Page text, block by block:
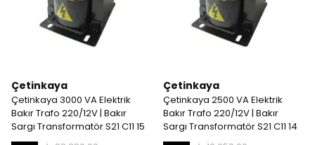
Çetinkaya
Çetinkaya 3000 VA Elektrik
Bakır Trafo 220/12V | Bakır
Sargı Transformatör S21 C11 15
Çetinkaya
Çetinkaya 2500 VA Elektrik
Bakır Trafo 220/12V | Bakır
Sargı Transformatör S21 C11 14